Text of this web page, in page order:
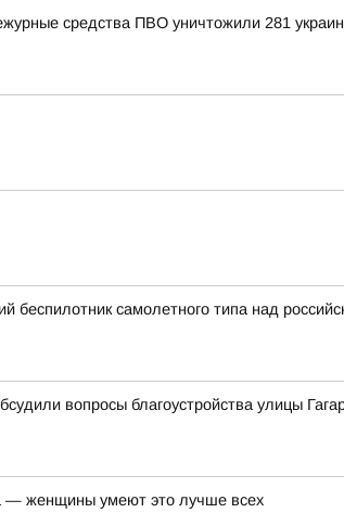
средства ПВО уничтожили 281
беспилотник самолетного типа над
вопросы благоустройства улицы
— женщины умеют это лучше всех